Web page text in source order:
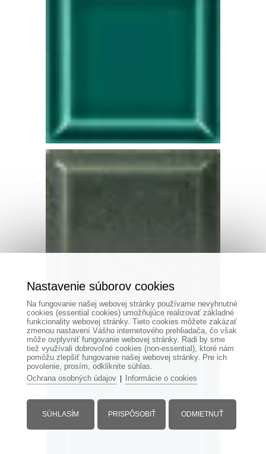
Nastavenie súborov cookies
Na fungovanie našej webovej stránky používame nevyhnutné
cookies (essential cookies) umožňujúce realizovať základné
funkcionality webovej stránky. Tieto cookies môžete zakázať
zmenou nastavení Vášho internetového prehliadača, čo však
môže ovplyvniť fungovanie webovej stránky. Radi by sme
tiež využívali dobrovoľné cookies (non-essential), ktoré nám
pomôžu zlepšiť fungovanie našej webovej stránky. Pre ich
povolenie, prosím, odkliknite súhlas.
Ochrana osobných údajov| Informácie o cookies
SÚHLASÍM PRISPÔSOBIŤ ODMIETNUŤ